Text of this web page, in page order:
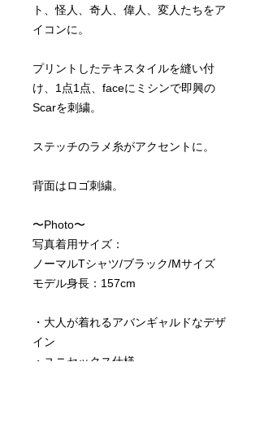
ト、怪人、奇人、偉人、変人たちをア
イコンに。
プリントしたテキスタイルを縫い付
け、1点1点、faceにミシンで即興の
Scarを刺繍。
ステッチのラメ糸がアクセントに。
背面はロゴ刺繍。
〜Photo〜
写真着用サイズ：
ノーマルTシャツ/ブラック/Mサイズ
モデル身長：157cm
・大人が着れるアバンギャルドなデザ
イン
・ユニセックス仕様